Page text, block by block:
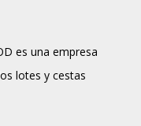
es una empresa
lotes y cestas